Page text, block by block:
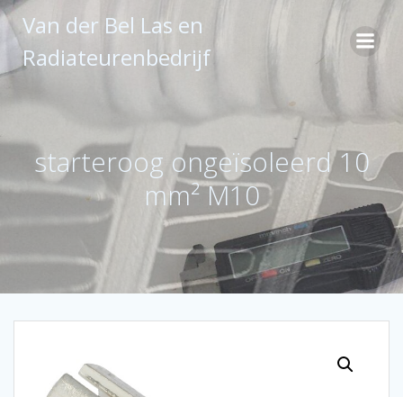
Ga
naar
inhoud
Van der Bel Las en
Radiateurenbedrijf
starteroog ongeïsoleerd 10
mm² M10